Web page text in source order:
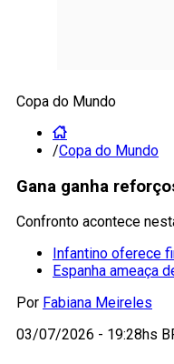
Copa do Mundo
/Copa do Mundo
Gana ganha
Confronto acontece
Infantino oferece
Espanha ameaça
Por Fabiana Meireles
03/07/2026 - 19:28hs